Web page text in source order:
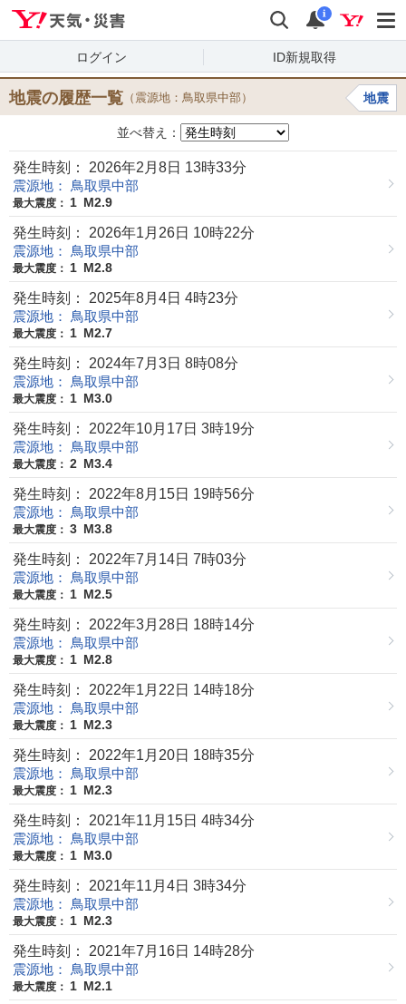
検索 通知
i
ログイン ID新規取得
地震の履歴一覧 （震源地：鳥取県中部） 地震
並べ替え：
発生時刻： 2026年2月8日 13時33分
震源地： 鳥取県中部
最大震度： 1 M2.9
発生時刻： 2026年1月26日 10時22分
震源地： 鳥取県中部
最大震度： 1 M2.8
発生時刻： 2025年8月4日 4時23分
震源地： 鳥取県中部
最大震度： 1 M2.7
発生時刻： 2024年7月3日 8時08分
震源地： 鳥取県中部
最大震度： 1 M3.0
発生時刻： 2022年10月17日 3時19分
震源地： 鳥取県中部
最大震度： 2 M3.4
発生時刻： 2022年8月15日 19時56分
震源地： 鳥取県中部
最大震度： 3 M3.8
発生時刻： 2022年7月14日 7時03分
震源地： 鳥取県中部
最大震度： 1 M2.5
発生時刻： 2022年3月28日 18時14分
震源地： 鳥取県中部
最大震度： 1 M2.8
発生時刻： 2022年1月22日 14時18分
震源地： 鳥取県中部
最大震度： 1 M2.3
発生時刻： 2022年1月20日 18時35分
震源地： 鳥取県中部
最大震度： 1 M2.3
発生時刻： 2021年11月15日 4時34分
震源地： 鳥取県中部
最大震度： 1 M3.0
発生時刻： 2021年11月4日 3時34分
震源地： 鳥取県中部
最大震度： 1 M2.3
発生時刻： 2021年7月16日 14時28分
震源地： 鳥取県中部
最大震度： 1 M2.1